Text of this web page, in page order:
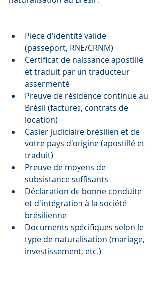
Pièce d'identité valide
(passeport, RNE/CRNM)
Certificat de naissance apostillé
et traduit par un traducteur
assermenté
Preuve de résidence continue au
Brésil (factures, contrats de
location)
Casier judiciaire brésilien et de
votre pays d'origine (apostillé et
traduit)
Preuve de moyens de
subsistance suffisants
Déclaration de bonne conduite
et d'intégration à la société
brésilienne
Documents spécifiques selon le
type de naturalisation (mariage,
investissement, etc.)